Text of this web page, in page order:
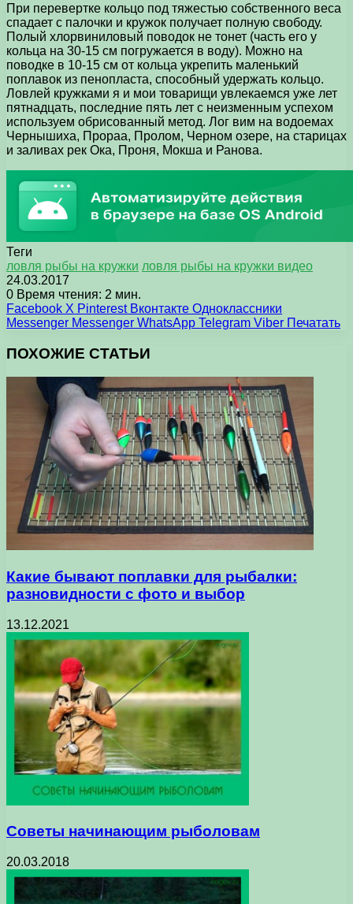
При перевертке кольцо под тяжестью собственного веса
спадает с палочки и кружок получает полную свободу.
Полый хлорвиниловый поводок не тонет (часть его у
кольца на 30-15 см погружается в воду). Можно на
поводке в 10-15 см от кольца укрепить маленький
поплавок из пенопласта, способный удержать кольцо.
Ловлей кружками я и мои товарищи увлекаемся уже лет
пятнадцать, последние пять лет с неизменным успехом
используем обрисованный метод. Лог вим на водоемах
Чернышиха, Прораа, Пролом, Черном озере, на старицах
и заливах рек Ока, Проня, Мокша и Ранова.
Теги
ловля рыбы на кружки ловля рыбы на кружки видео
24.03.2017
0 Время чтения: 2 мин.
Facebook X Pinterest Вконтакте Одноклассники
Messenger Messenger WhatsApp Telegram Viber Печатать
ПОХОЖИЕ СТАТЬИ
Какие бывают поплавки для рыбалки:
разновидности с фото и выбор
13.12.2021
Советы начинающим рыболовам
20.03.2018